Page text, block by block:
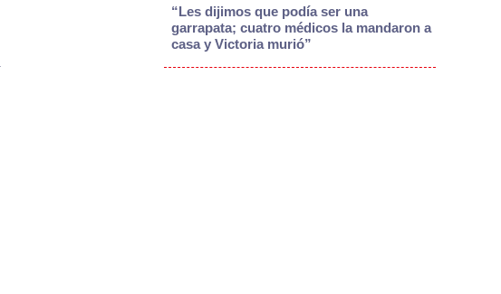
“Les dijimos que podía ser una
garrapata; cuatro médicos la mandaron a
casa y Victoria murió”